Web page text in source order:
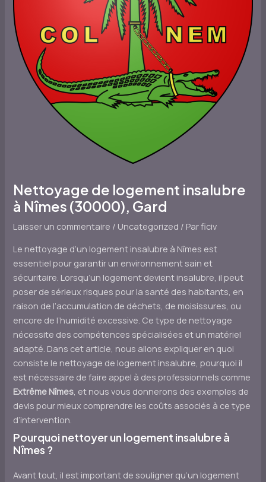
Nettoyage de logement insalubre
à Nîmes (30000), Gard
Laisser un commentaire / Uncategorized / Parficiv
Le nettoyage d’un logement insalubre à Nîmes est
essentiel pour garantir un environnement sain et
sécuritaire. Lorsqu’un logement devient insalubre, il peut
poser de sérieux risques pour la santé des habitants, en
raison de l’accumulation de déchets, de moisissures, ou
encore de l’humidité excessive. Ce type de nettoyage
nécessite des compétences spécialisées et un matériel
adapté. Dans cet article, nous allons expliquer en quoi
consiste le nettoyage de logement insalubre, pourquoi il
est nécessaire de faire appel à des professionnels comme
Extrême Nîmes, et nous vous donnerons des exemples de
devis pour mieux comprendre les coûts associés à ce type
d’intervention.
Pourquoi nettoyer un logement insalubre à
Nîmes ?
Avant tout, il est important de souligner qu’un logement